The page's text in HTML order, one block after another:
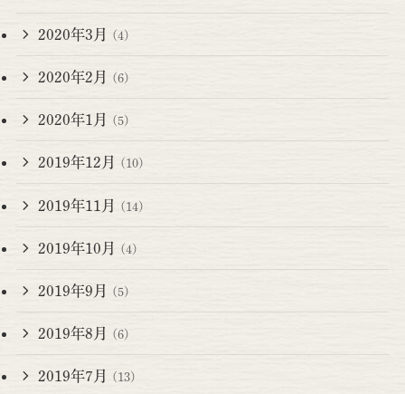
2020年3月 (4)
2020年2月 (6)
2020年1月 (5)
2019年12月 (10)
2019年11月 (14)
2019年10月 (4)
2019年9月 (5)
2019年8月 (6)
2019年7月 (13)